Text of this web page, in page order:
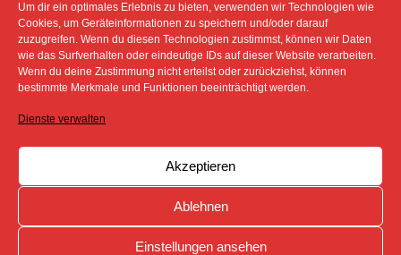
Um dir ein optimales Erlebnis zu bieten, verwenden wir Technologien wie
Cookies, um Geräteinformationen zu speichern und/oder darauf
zuzugreifen. Wenn du diesen Technologien zustimmst, können wir Daten
wie das Surfverhalten oder eindeutige IDs auf dieser Website verarbeiten.
Wenn du deine Zustimmung nicht erteilst oder zurückziehst, können
bestimmte Merkmale und Funktionen beeinträchtigt werden.
Dienste verwalten
Akzeptieren
Ablehnen
Einstellungen ansehen
DATENSCHUTZ
IMPRESSUM
COOKIE-RICHTLINIE (EU)
SÄMTLICHE TEXTE, BILDER UND ANDERE
VERÖFFENTLICHTEN INFORMATIONEN UNTERLIEGEN -
SOFERN NICHT ANDERS GEKENNZEICHNET- DEM
COPYRIGHT DES SPREEBOTE ONLINE ODER WERDEN